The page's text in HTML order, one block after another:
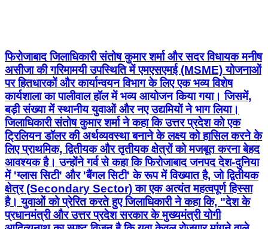
फिरोजाबाद जिलाधिकारी संतोष कुमार शर्मा और सदर विधायक मनीष
असीजा की गरिमामयी उपस्थिति में एमएसएमई (MSME) योजनाओं
पर हितधारकों और कार्यान्वयन विभाग के लिए एक भव्य विशेष
कार्यशाला का पालीवाल हॉल में भव्य आयोजन किया गया। जिसमें,
बड़ी संख्या में स्थानीय युवाओं और नए उद्यमियों ने भाग लिया।
जिलाधिकारी संतोष कुमार शर्मा ने कहा कि उत्तर प्रदेश को एक
ट्रिलियन डॉलर की अर्थव्यवस्था बनाने के लक्ष्य को हासिल करने के
लिए प्राथमिक, द्वितीयक और तृतीयक क्षेत्रों को मजबूत करना बेहद
आवश्यक है। उन्होंने गर्व से कहा कि फिरोजाबाद जनपद देश-दुनिया
में 'ग्लास सिटी' और 'बैंगल सिटी' के रूप में विख्यात है, जो द्वितीयक
क्षेत्र (Secondary Sector) का एक अत्यंत महत्वपूर्ण हिस्सा
है। युवाओं को प्रेरित करते हुए जिलाधिकारी ने कहा कि, "देश के
प्रधानमंत्री और उत्तर प्रदेश सरकार के मुख्यमंत्री योगी